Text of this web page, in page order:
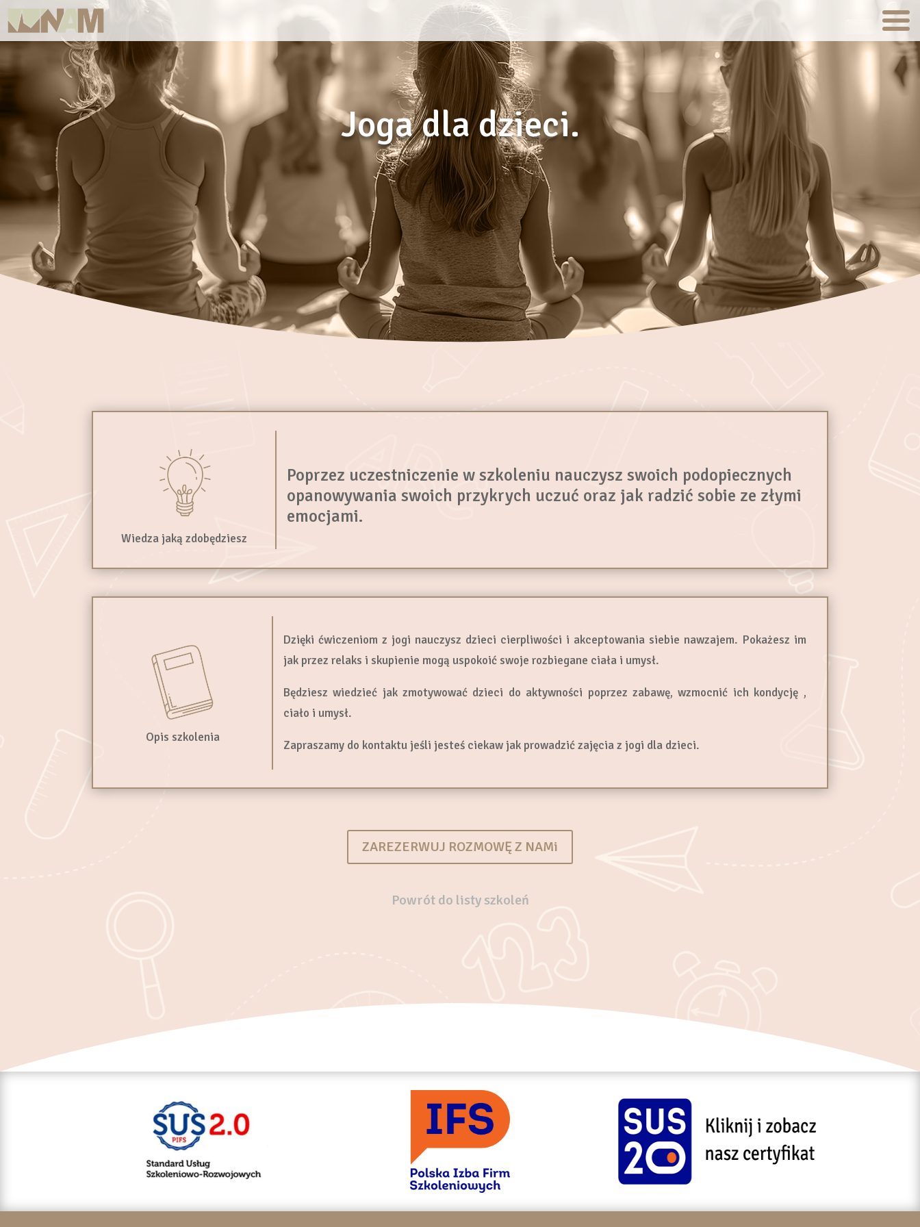
Joga dla dzieci.
Wiedza jaką zdobędziesz
Poprzez uczestniczenie w szkoleniu nauczysz swoich podopiecznych
opanowywania swoich przykrych uczuć oraz jak radzić sobie ze złymi
emocjami.
Opis szkolenia
Dzięki ćwiczeniom z jogi nauczysz dzieci cierpliwości i akceptowania siebie nawzajem. Pokażesz im
jak przez relaks i skupienie mogą uspokoić swoje rozbiegane ciała i umysł.
Będziesz wiedzieć jak zmotywować dzieci do aktywności poprzez zabawę, wzmocnić ich kondycję ,
ciało i umysł.
Zapraszamy do kontaktu jeśli jesteś ciekaw jak prowadzić zajęcia z jogi dla dzieci.
ZAREZERWUJ ROZMOWĘ Z NAMi
Powrót do listy szkoleń